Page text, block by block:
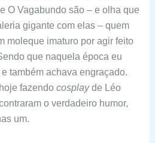
O Vagabundo são – e olha que
gigante com elas – quem
moleque imaturo por agir feito
que naquela época eu
também achava engraçado.
fazendo cosplayde Léo
o verdadeiro humor,
um.